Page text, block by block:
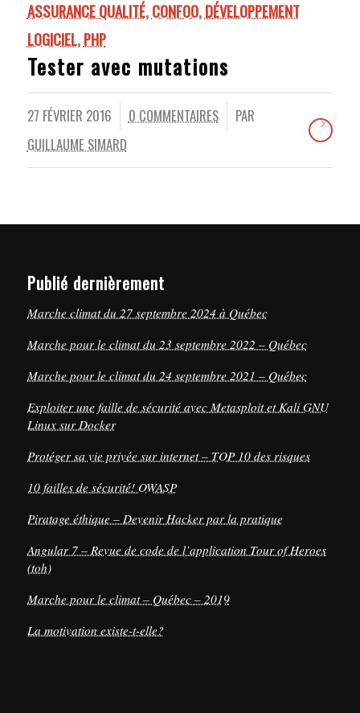
ASSURANCE QUALITÉ,CONFOO,DÉVELOPPEMENT
LOGICIEL,PHP
Tester avec mutations
27 FÉVRIER 2016 0 COMMENTAIRES
/
PAR
GUILLAUME SIMARD
Publié dernièrement
Marche climat du 27 septembre 2024 à Québec
Marche pour le climat du 23 septembre 2022 – Québec
Marche pour le climat du 24 septembre 2021 – Québec
Exploiter une faille de sécurité avec Metasploit et Kali GNU
Linux sur Docker
Protéger sa vie privée sur internet – TOP 10 des risques
10 failles de sécurité! OWASP
Piratage éthique – Devenir Hacker par la pratique
Angular 7 – Revue de code de l’application Tour of Heroes
(toh)
Marche pour le climat – Québec – 2019
La motivation existe-t-elle?